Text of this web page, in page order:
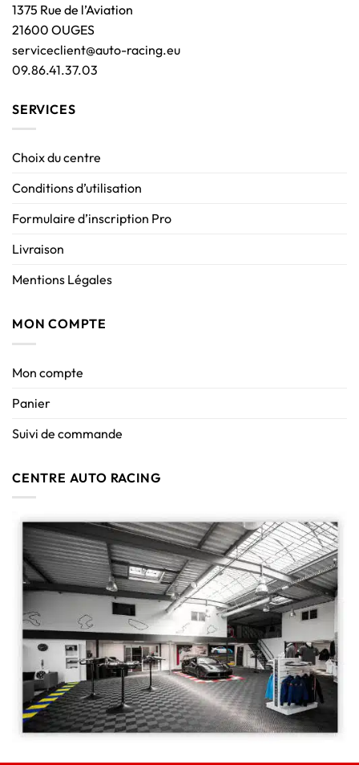
1375 Rue de l’Aviation
21600 OUGES
serviceclient@auto-racing.eu
09.86.41.37.03
SERVICES
Choix du centre
Conditions d’utilisation
Formulaire d’inscription Pro
Livraison
Mentions Légales
MON COMPTE
Mon compte
Panier
Suivi de commande
CENTRE AUTO RACING